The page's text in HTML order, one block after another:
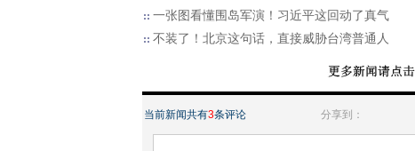
一张图看懂围岛军演！习近平这回动了真气
不装了！北京这句话，直接威胁台湾普通人
当前新闻共有3条评论 分享到：